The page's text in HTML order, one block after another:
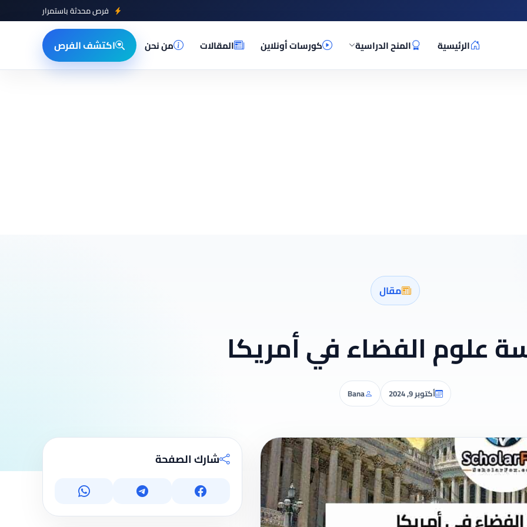
فرص محدثة باستمرار
الرئيسية المنح الدراسية كورسات أونلاين المقالات من نحن اكتشف الفرص
مقال
علوم الفضاء في أمريكا
أكتوبر 9, 2024 Bana
شارك الصفحة